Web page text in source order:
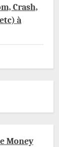
Crash,
à
Money